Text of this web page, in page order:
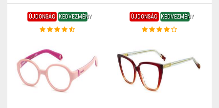
ÚJDONSÁG KEDVEZMÉNY ÚJDONSÁG KEDVEZMÉNY